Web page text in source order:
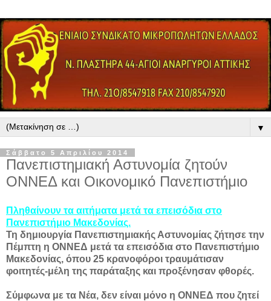
▼
Σάββατο 5 Απριλίου 2014
Πανεπιστημιακή Αστυνομία ζητούν
ΟΝΝΕΔ και Οικονομικό Πανεπιστήμιο
Πληθαίνουν τα αιτήματα μετά τα επεισόδια στο
Πανεπιστήμιο Μακεδονίας.
Τη δημιουργία Πανεπιστημιακής Αστυνομίας ζήτησε την
Πέμπτη η ΟΝΝΕΔ μετά τα επεισόδια στο Πανεπιστήμιο
Μακεδονίας, όπου 25 κρανοφόροι τραυμάτισαν
φοιτητές-μέλη της παράταξης και προξένησαν φθορές.
Σύμφωνα με τα Νέα, δεν είναι μόνο η ΟΝΝΕΔ που ζητεί